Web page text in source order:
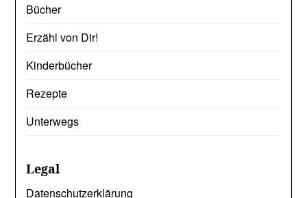
Bücher
Erzähl von Dir!
Kinderbücher
Rezepte
Unterwegs
Legal
Datenschutzerklärung